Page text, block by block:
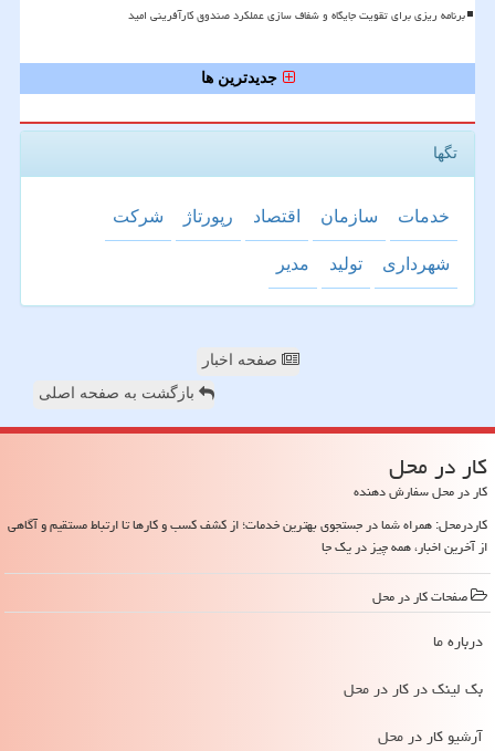
برنامه ریزی برای تقویت جایگاه و شفاف سازی عملکرد صندوق کارآفرینی امید
جدیدترین ها
تگها
خدمات سازمان اقتصاد رپورتاژ شركت
شهرداری تولید مدیر
صفحه اخبار
بازگشت به صفحه اصلی
كار در محل
کار در محل سفارش دهنده
کاردرمحل: همراه شما در جستجوی بهترین خدمات؛ از کشف کسب و کارها تا ارتباط مستقیم و آگاهی
از آخرین اخبار، همه چیز در یک جا
صفحات كار در محل
درباره ما
بک لینک در كار در محل
آرشیو كار در محل